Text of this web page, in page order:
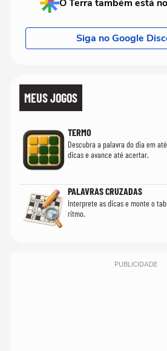
O Terra também está
Siga no Google
MEUS JOGOS
TERMO
Descubra a palavra do dia em
dicas e avance até acertar.
PALAVRAS CRUZADAS
Interprete as dicas e monte o
ritmo.
PUBLICIDADE